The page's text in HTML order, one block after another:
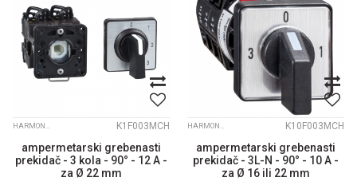
HARMONY K K1F003MCH
ampermetarski grebenasti
prekidač - 3 kola - 90° - 12 A -
za Ø 22 mm
HARMONY K K10F003MCH
ampermetarski grebenasti
prekidač - 3L-N - 90° - 10 A -
za Ø 16 ili 22 mm